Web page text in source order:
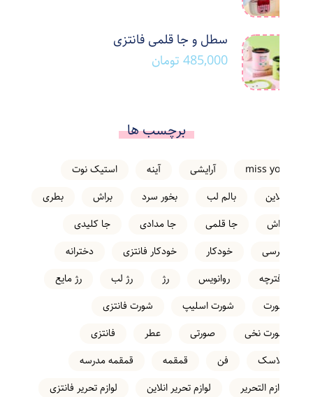
سطل و جا قلمی فانتزی
485,000 تومان
برچسب ها
miss you آرایشی آینه
استیک نوت
انلاین
بالم لب بخور سرد براش
بطری
تراش
جا قلمی جا مدادی
جا کلیدی
خرسی
خودکار خودکار فانتزی
دخترانه
دفترچه
روانویس رژ رژ لب
رژ مایع
شورت
شورت اسلیپ
شورت فانتزی
شورت نخی
صورتی عطر
فانتزی
فلاسک
فن قمقمه
قمقمه مدرسه
لوازم التحریر
لوازم تحریر انلاین
لوازم تحریر فانتزی